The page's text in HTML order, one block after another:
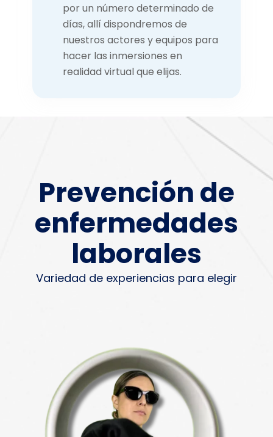
por un número determinado de
días, allí dispondremos de
nuestros actores y equipos para
hacer las inmersiones en
realidad virtual que elijas.
Prevención de
enfermedades
laborales
Variedad de experiencias para elegir